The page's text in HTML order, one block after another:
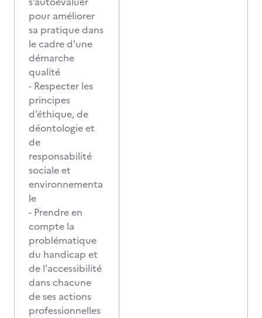
pour améliorer
sa pratique dans
le cadre d'une
démarche
qualité
- Respecter les
principes
d’éthique, de
déontologie et
de
responsabilité
sociale et
environnementa
le
- Prendre en
compte la
problématique
du handicap et
de l'accessibilité
dans chacune
de ses actions
professionnelles